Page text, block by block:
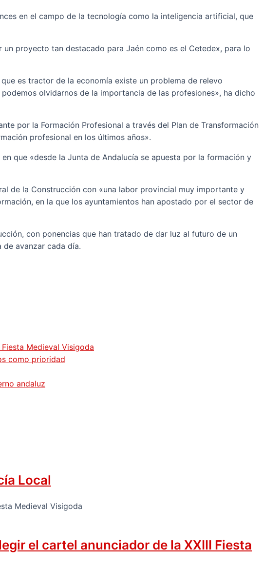
en el campo de la tecnología como la inteligencia artificial, que
proyecto tan destacado para Jaén como es el Cetedex, para lo
es tractor de la economía existe un problema de relevo
olvidarnos de la importancia de las profesiones», ha dicho
por la Formación Profesional a través del Plan de Transformación
profesional en los últimos años».
que «desde la Junta de Andalucía se apuesta por la formación y
de la Construcción con «una labor provincial muy importante y
en la que los ayuntamientos han apostado por el sector de
con ponencias que han tratado de dar luz al futuro de un
avanzar cada día.
Medieval Visigoda
como prioridad
andaluz
Local
el cartel anunciador de la XXIII Fiesta